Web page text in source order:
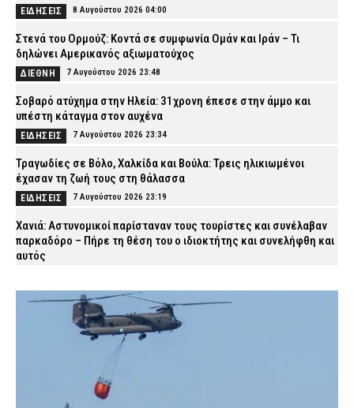
ΕΙΔΗΣΕΙΣ 8 Αυγούστου 2026 04:00
Στενά του Ορμούζ: Κοντά σε συμφωνία Ομάν και Ιράν – Τι
δηλώνει Αμερικανός αξιωματούχος
ΔΙΕΘΝΗ 7 Αυγούστου 2026 23:48
Σοβαρό ατύχημα στην Ηλεία: 31χρονη έπεσε στην άμμο και
υπέστη κάταγμα στον αυχένα
ΕΙΔΗΣΕΙΣ 7 Αυγούστου 2026 23:34
Τραγωδίες σε Βόλο, Χαλκίδα και Βούλα: Τρεις ηλικιωμένοι
έχασαν τη ζωή τους στη θάλασσα
ΕΙΔΗΣΕΙΣ 7 Αυγούστου 2026 23:19
Χανιά: Αστυνομικοί παρίσταναν τους τουρίστες και συνέλαβαν
παρκαδόρο – Πήρε τη θέση του ο ιδιοκτήτης και συνελήφθη και
αυτός
Πύργος: Φίδι εμφανίστηκε στα Επείγοντα του νοσοκομείου και
προκάλεσε αναστάτωση
7 Αυγούστου 2026 22:51
μαχαίρι και τραυμάτισε δύο άτομα!
7 Αυγούστου 2026 22:36